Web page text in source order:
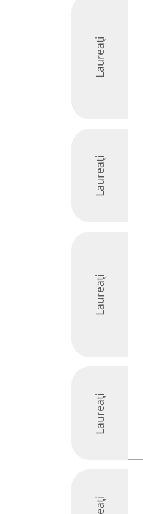
Laureați
Laureați
Laureați
Laureați